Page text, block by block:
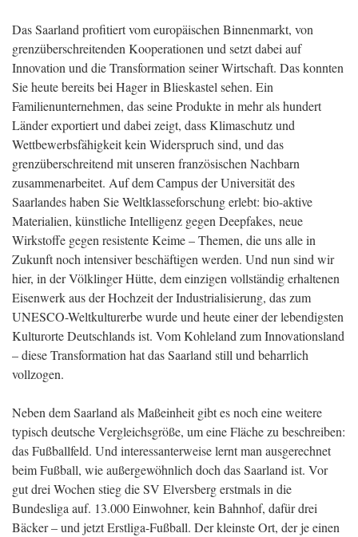
Das Saarland profitiert vom europäischen Binnenmarkt, von
grenzüberschreitenden Kooperationen und setzt dabei auf
Innovation und die Transformation seiner Wirtschaft. Das konnten
Sie heute bereits bei Hager in Blieskastel sehen. Ein
Familienunternehmen, das seine Produkte in mehr als hundert
Länder exportiert und dabei zeigt, dass Klimaschutz und
Wettbewerbsfähigkeit kein Widerspruch sind, und das
grenzüberschreitend mit unseren französischen Nachbarn
zusammenarbeitet. Auf dem Campus der Universität des
Saarlandes haben Sie Weltklasseforschung erlebt: bio-aktive
Materialien, künstliche Intelligenz gegen Deepfakes, neue
Wirkstoffe gegen resistente Keime – Themen, die uns alle in
Zukunft noch intensiver beschäftigen werden. Und nun sind wir
hier, in der Völklinger Hütte, dem einzigen vollständig erhaltenen
Eisenwerk aus der Hochzeit der Industrialisierung, das zum
UNESCO-Weltkulturerbe wurde und heute einer der lebendigsten
Kulturorte Deutschlands ist. Vom Kohleland zum Innovationsland
– diese Transformation hat das Saarland still und beharrlich
vollzogen.
Neben dem Saarland als Maßeinheit gibt es noch eine weitere
typisch deutsche Vergleichsgröße, um eine Fläche zu beschreiben:
das Fußballfeld. Und interessanterweise lernt man ausgerechnet
beim Fußball, wie außergewöhnlich doch das Saarland ist. Vor
gut drei Wochen stieg die SV Elversberg erstmals in die
Bundesliga auf. 13.000 Einwohner, kein Bahnhof, dafür drei
Bäcker – und jetzt Erstliga-Fußball. Der kleinste Ort, der je einen